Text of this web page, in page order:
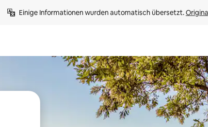
Einige Informationen wurden automatisch übersetzt.